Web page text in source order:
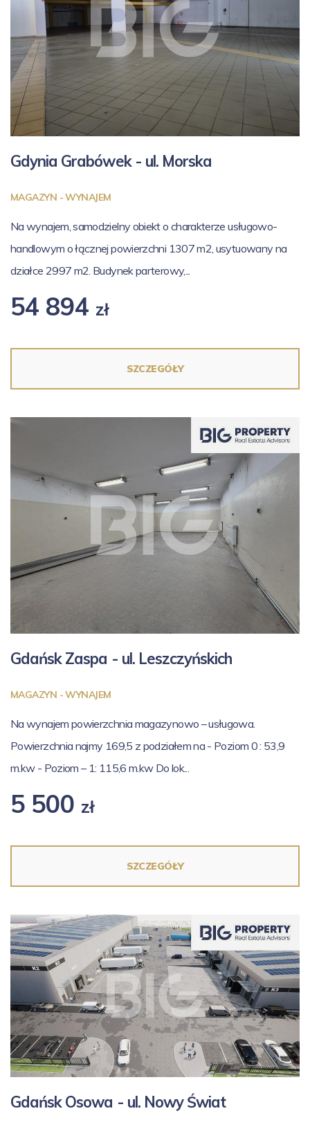
Gdynia Grabówek - ul. Morska
MAGAZYN - WYNAJEM
Na wynajem, samodzielny obiekt o charakterze usługowo-
handlowym o łącznej powierzchni 1307 m2, usytuowany na
działce 2997 m2. Budynek parterowy,...
54 894 zł
SZCZEGÓŁY
Gdańsk Zaspa - ul. Leszczyńskich
MAGAZYN - WYNAJEM
Na wynajem powierzchnia magazynowo – usługowa.
Powierzchnia najmy 169,5 z podziałem na - Poziom 0 : 53,9
m.kw - Poziom – 1: 115,6 m.kw Do lok...
5 500 zł
SZCZEGÓŁY
Gdańsk Osowa - ul. Nowy Świat